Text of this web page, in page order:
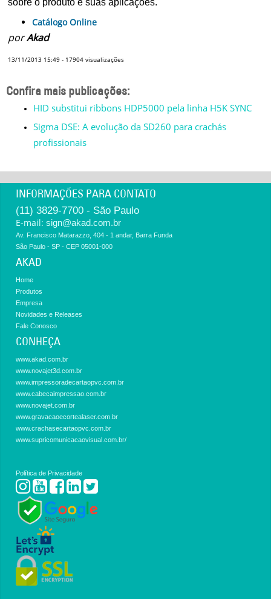
sobre o produto e suas aplicações.
Catálogo Online
porAkad
13/11/2013 15:49 - 17904 visualizações
Confira mais publicações:
HID substitui ribbons HDP5000 pela linha H5K SYNC
Sigma DSE: A evolução da SD260 para crachás
profissionais
INFORMAÇÕES PARA CONTATO
(11) 3829-7700 - São Paulo
E-mail: sign@akad.com.br
Av. Francisco Matarazzo, 404 - 1 andar, Barra Funda
São Paulo - SP - CEP 05001-000
AKAD
Home
Produtos
Empresa
Novidades e Releases
Fale Conosco
CONHEÇA
www.akad.com.br
www.novajet3d.com.br
www.impressoradecartaopvc.com.br
www.cabecaimpressao.com.br
www.novajet.com.br
www.gravacaoecortealaser.com.br
www.crachasecartaopvc.com.br
www.supricomunicacaovisual.com.br/
Política de Privacidade